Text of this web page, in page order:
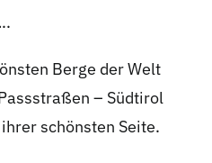
Berge der Welt
– Südtirol
schönsten Seite.